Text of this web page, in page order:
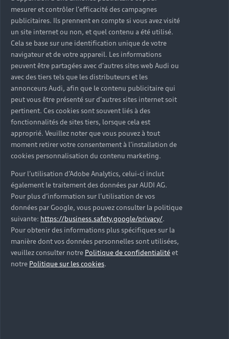
En savoir plus sur Audi connect
mesurer et contrôler l'efficacité des campagnes
publicitaires. Ils prennent en compte si vous avez visité
un site internet ou non, et quel contenu a été utilisé.
Cela se base sur une identification unique de votre
navigateur et de votre appareil. Les informations
peuvent être partagées avec d'autres sites web Audi ou
avec des tiers tels que les distributeurs et les
annonceurs Audi, afin que le contenu publicitaire qui
peut vous être présenté sur d'autres sites internet soit
pertinent. Ces cookies sont souvent liés à des
fonctionnalités de sites tiers, lorsque cela est
approprié. Veuillez noter que vous pouvez à tout
moment retirer votre consentement à l'installation de
cookies personnalisation du contenu marketing.
Pour l’utilisation d’Adobe Analytics, celui-ci inclut
également le traitement des données par AUDI AG.
Pour plus d’information sur l’utilisation de vos
données par Google, vous pouvez consulter la politique
suivante: https://business.safety.google/privacy/.
Pour obtenir des informations plus spécifiques sur la
manière dont vos données personnelles sont utilisées,
veuillez consulter notre Politique de confidentialitéet
notre Politique sur les cookies.